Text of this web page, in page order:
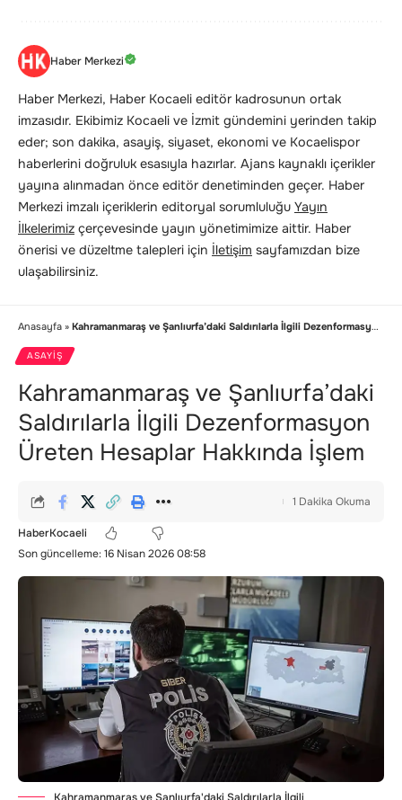
Haber Merkezi
Haber Merkezi, Haber Kocaeli editör kadrosunun ortak
imzasıdır. Ekibimiz Kocaeli ve İzmit gündemini yerinden takip
eder; son dakika, asayiş, siyaset, ekonomi ve Kocaelispor
haberlerini doğruluk esasıyla hazırlar. Ajans kaynaklı içerikler
yayına alınmadan önce editör denetiminden geçer. Haber
Merkezi imzalı içeriklerin editoryal sorumluluğu Yayın
İlkelerimiz çerçevesinde yayın yönetimimize aittir. Haber
önerisi ve düzeltme talepleri için İletişim sayfamızdan bize
ulaşabilirsiniz.
Anasayfa » Kahramanmaraş ve Şanlıurfa’daki Saldırılarla İlgili Dezenformasyon Üreten Hesaplar Hakkında İşlem
ASAYIŞ
Kahramanmaraş ve Şanlıurfa’daki
Saldırılarla İlgili Dezenformasyon
Üreten Hesaplar Hakkında İşlem
Son güncelleme: 16 Nisan 2026 08:58
HaberKocaeli
1 Dakika Okuma
Kahramanmaraş ve Şanlıurfa'daki Saldırılarla İlgili